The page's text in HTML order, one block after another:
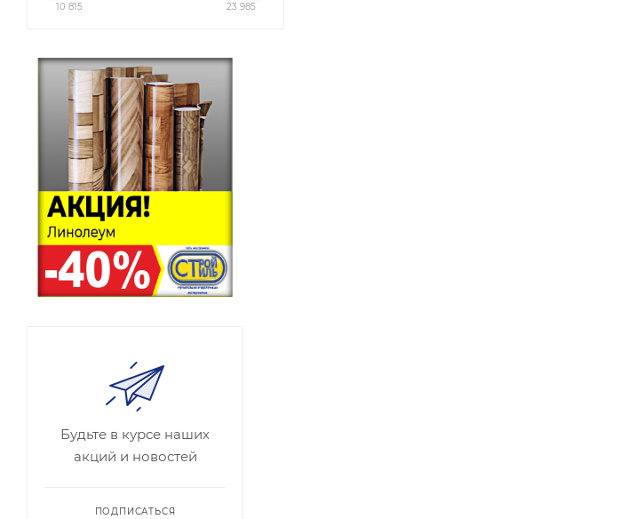
10 815 23 985
Будьте в курсе наших
акций и новостей
ПОДПИСАТЬСЯ